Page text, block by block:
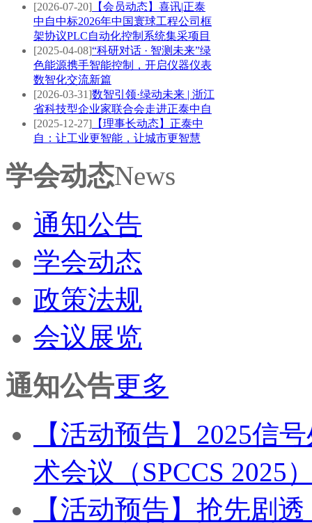
[2026-07-20] 【会员动态】喜讯|正泰
中自中标2026年中国寰球工程公司框
架协议PLC自动化控制系统集采项目
[2025-04-08]“科研对话 · 智测未来”绿
色能源携手智能控制，开启仪器仪表
数智化交流新篇
[2026-03-31]数智引领·绿动未来 | 浙江
省科技型企业家联合会走进正泰中自
[2025-12-27] 【理事长动态】正泰中
自：让工业更智能，让城市更智慧
学会动态News
通知公告
学会动态
政策法规
会议展览
通知公告更多
【活动预告】2025信
术会议（SPCCS 2025
【活动预告】抢先剧